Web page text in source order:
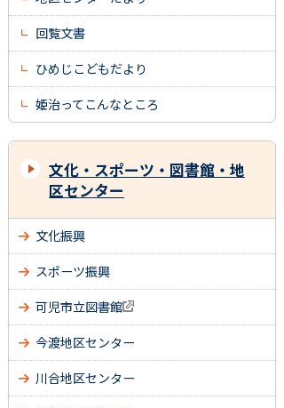
回覧文書
ひめじこどもだより
姫治ってこんなところ
文化・スポーツ・図書館・地
区センター
文化振興
スポーツ振興
可児市立図書館
今渡地区センター
川合地区センター